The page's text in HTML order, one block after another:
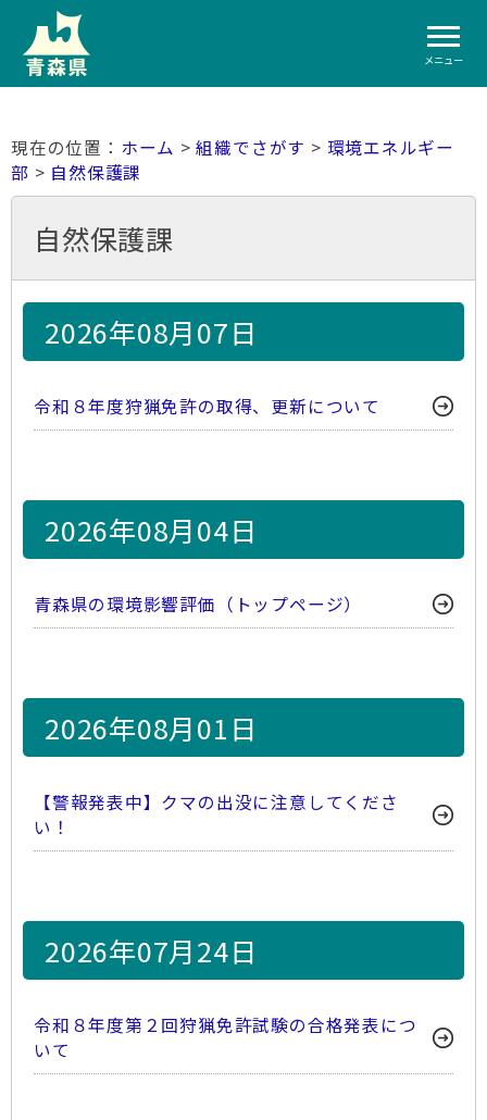
メニュー
ホーム >組織でさがす > 環境エネルギー
部 > 自然保護課
自然保護課
2026年08月07日
令和８年度狩猟免許の取得、更新について
2026年08月04日
青森県の環境影響評価（トップページ）
2026年08月01日
【警報発表中】クマの出没に注意してくださ
い！
2026年07月24日
令和８年度第２回狩猟免許試験の合格発表につ
いて